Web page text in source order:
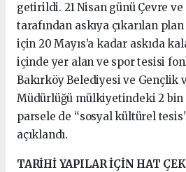
getirildi. 21 Nisan günü Çevre
tarafından askıya çıkarılan
için 20 Mayıs’a kadar askıda
içinde yer alan ve spor tesisi
Bakırköy Belediyesi ve Gençlik
Müdürlüğü mülkiyetindeki 2
parsele de “sosyal kültürel
açıklandı.
TARİHİ YAPILAR İÇİN HAT